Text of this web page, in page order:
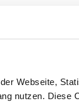
Webseite,
nutzen.